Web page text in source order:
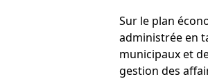
Sur le plan
administrée en
municipaux et
gestion des